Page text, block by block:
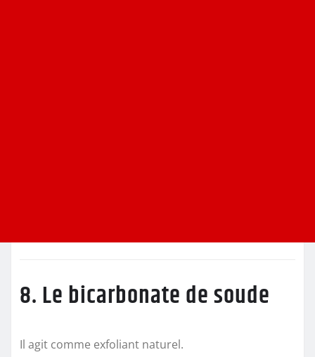
8. Le bicarbonate de soude
Il agit comme exfoliant naturel.